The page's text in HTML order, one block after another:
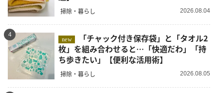
掃除・暮らし 2026.08.04
4
new
枚」を組み合わせると…「快適だわ」「持
ち歩きたい」【便利な活用術】
掃除・暮らし 2026.08.05